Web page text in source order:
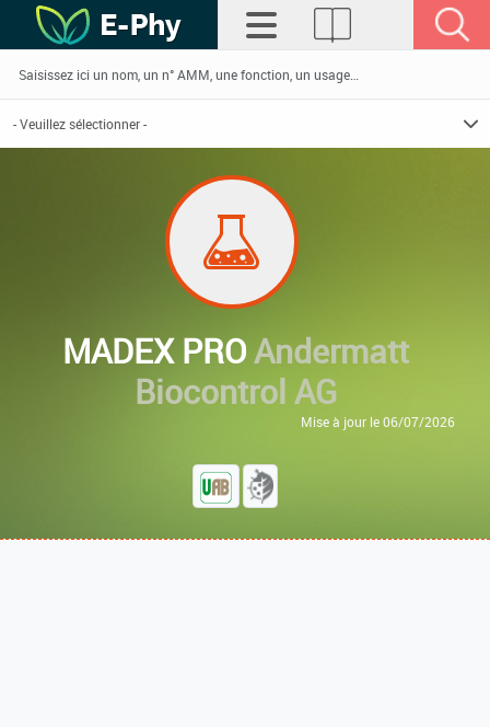
MADEX PROAndermatt
Biocontrol AG
Mise à jour le 06/07/2026